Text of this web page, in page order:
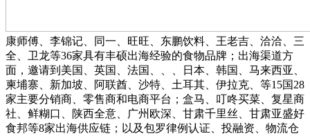
康师傅、李锦记、同一、旺旺、东鹏饮料、王老吉、洽洽、三
全、卫龙等36家具有丰硕出海经验的食物品牌；出海渠道方
面，邀请到美国、英国、法国、、、日本、韩国、马来西亚、
柬埔寨、新加坡、阿联酋、沙特、土耳其、伊拉克、等15国28
家主要分销商、零售商和电商平台；盒马、叮咚买菜、复星商
社、鲜糊口、陕西全意、广州欧深、甘肃千里丝、甘肃亚盛好
食邦等8家出海供应链；以及包罗律例认证、投融资、物流仓